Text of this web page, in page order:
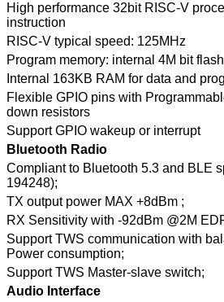
High performance 32bit RISC-V
instruction
RISC-V typical speed: 125MHz
Program memory: internal 4M bit flash
Internal 163KB RAM for data and
Flexible GPIO pins with
down resistors
Support GPIO wakeup or interrupt
Bluetooth Radio
Compliant to Bluetooth 5.3 and BLE
194248);
TX output power MAX +8dBm ;
RX Sensitivity with -92dBm @2M
Support TWS communication with
Power consumption;
Support TWS Master-slave switch;
Audio Interface